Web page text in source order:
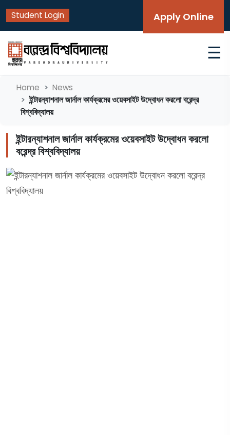
Student Login Apply Online
☰
Home News
ইন্টারন্যাশনাল জার্নাল কার্যক্রমের ওয়েবসাইট উদ্বোধন করলো বরেন্দ্র
বিশ্ববিদ্যালয়
ইন্টারন্যাশনাল জার্নাল কার্যক্রমের ওয়েবসাইট উদ্বোধন করলো
বরেন্দ্র বিশ্ববিদ্যালয়